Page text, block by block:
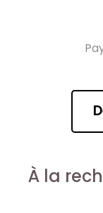
À la